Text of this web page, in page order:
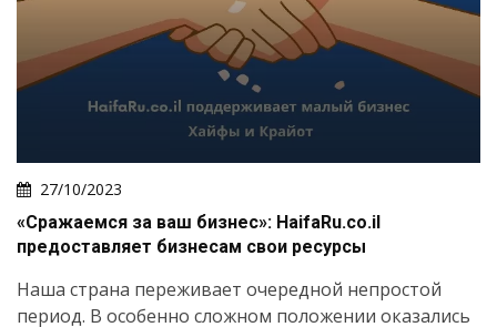
27/10/2023
«Сражаемся за ваш бизнес»: HaifaRu.co.il
предоставляет бизнесам свои ресурсы
Наша страна переживает очередной непростой
период. В особенно сложном положении оказались